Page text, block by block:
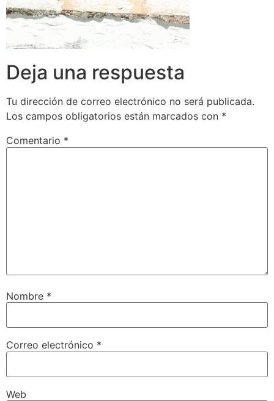
Deja una respuesta
Tu dirección de correo electrónico no será publicada.
Los campos obligatorios están marcados con *
Comentario *
Nombre *
Correo electrónico *
Web